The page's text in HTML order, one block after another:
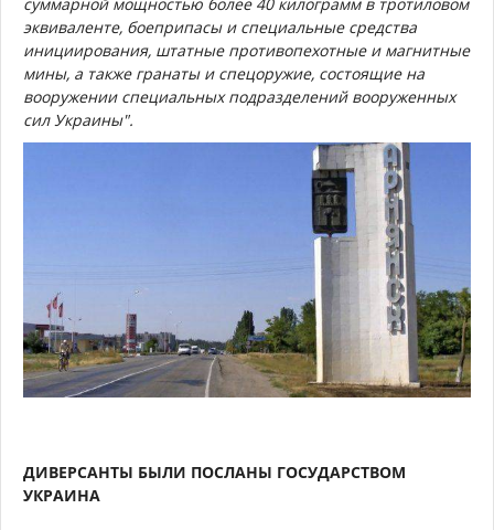
эквиваленте, боеприпасы и специальные средства
инициирования, штатные противопехотные и магнитные
мины, а также гранаты и спецоружие, состоящие на
вооружении специальных подразделений вооруженных
сил Украины".
ДИВЕРСАНТЫ БЫЛИ ПОСЛАНЫ ГОСУДАРСТВОМ
УКРАИНА